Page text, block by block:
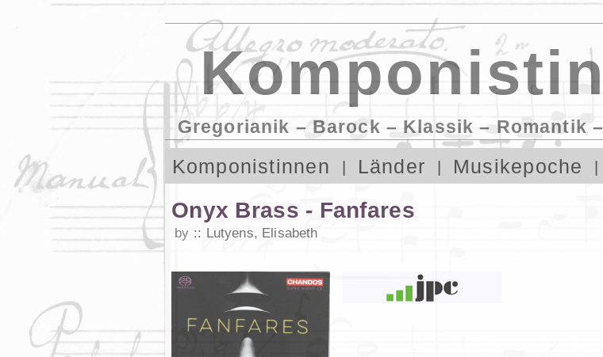
Gregorianik – Barock – Klassik – Romantik
Komponistinnen Länder Musikepoche
Onyx Brass - Fanfares
by Lutyens, Elisabeth